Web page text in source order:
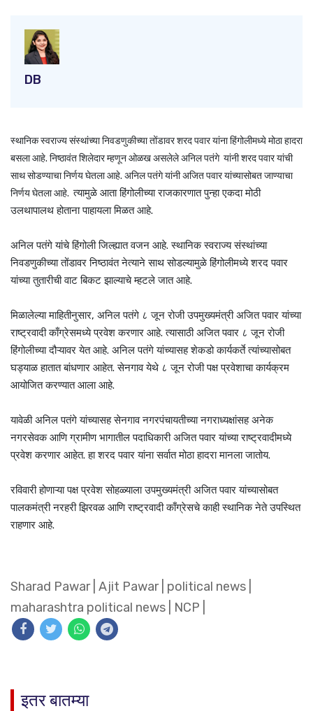
DB
स्थानिक स्वराज्य संस्थांच्या निवडणुकीच्या तोंडावर शरद पवार यांना हिंगोलीमध्ये मोठा हादरा
बसला आहे. निष्ठावंत शिलेदार म्हणून ओळख असलेले अनिल पतंगे यांनी शरद पवार यांची
साथ सोडण्याचा निर्णय घेतला आहे. अनिल पतंगे यांनी अजित पवार यांच्यासोबत जाण्याचा
निर्णय घेतला आहे.त्यामुळे आता हिंगोलीच्या राजकारणात पुन्हा एकदा मोठी
उलथापालथ होताना पाहायला मिळत आहे.
अनिल पतंगे यांचे हिंगोली जिल्ह्यात वजन आहे. स्थानिक स्वराज्य संस्थांच्या
निवडणुकीच्या तोंडावर निष्ठावंत नेत्याने साथ सोडल्यामुळे हिंगोलीमध्ये शरद पवार
यांच्या तुतारीची वाट बिकट झाल्याचे म्हटले जात आहे.
मिळालेल्या माहितीनुसार, अनिल पतंगे ८ जून रोजी उपमुख्यमंत्री अजित पवार यांच्या
राष्ट्रवादी काँग्रेसमध्ये प्रवेश करणार आहे. त्यासाठी अजित पवार ८ जून रोजी
हिंगोलीच्या दौऱ्यावर येत आहे. अनिल पतंगे यांच्यासह शेकडो कार्यकर्ते त्यांच्यासोबत
घड्याळ हातात बांधणार आहेत. सेनगाव येथे ८ जून रोजी पक्ष प्रवेशाचा कार्यक्रम
आयोजित करण्यात आला आहे.
यावेळी अनिल पतंगे यांच्यासह सेनगाव नगरपंचायतीच्या नगराध्यक्षांसह अनेक
नगरसेवक आणि ग्रामीण भागातील पदाधिकारी अजित पवार यांच्या राष्ट्रवादीमध्ये
प्रवेश करणार आहेत. हा शरद पवार यांना सर्वात मोठा हादरा मानला जातोय.
रविवारी होणाऱ्या पक्ष प्रवेश सोहळ्याला उपमुख्यमंत्री अजित पवार यांच्यासोबत
पालकमंत्री नरहरी झिरवळ आणि राष्ट्रवादी काँग्रेसचे काही स्थानिक नेते उपस्थित
राहणार आहे.
Sharad Pawar| Ajit Pawar| political news
maharashtra political news
NCP
इतर बातम्या